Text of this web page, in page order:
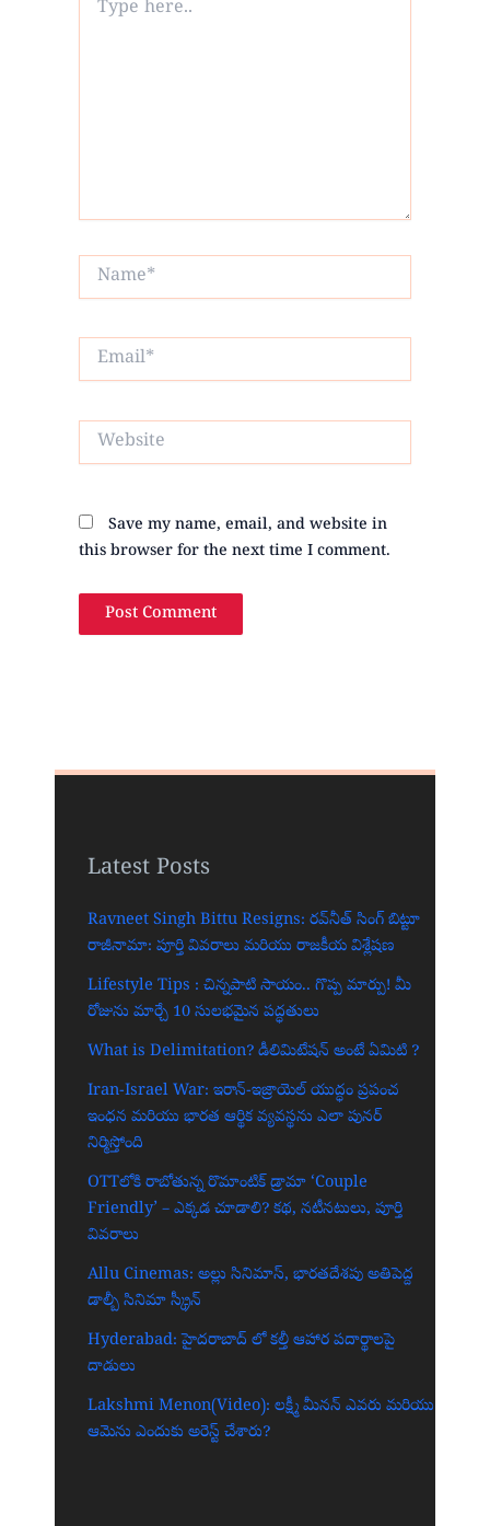
here..
Name*
Email*
Website
Save my name, email, and website in
this browser for the next time I comment.
Latest Posts
Ravneet Singh Bittu Resigns: రవ్‌నీత్ సింగ్ బిట్టూ
రాజీనామా: పూర్తి వివరాలు మరియు రాజకీయ విశ్లేషణ
Lifestyle Tips : చిన్నపాటి సాయం.. గొప్ప మార్పు! మీ
రోజును మార్చే 10 సులభమైన పద్ధతులు
What is Delimitation? డీలిమిటేషన్ అంటే ఏమిటి ?
Iran-Israel War: ఇరాన్-ఇజ్రాయెల్ యుద్ధం ప్రపంచ
ఇంధన మరియు భారత ఆర్థిక వ్యవస్థను ఎలా పునర్
నిర్మిస్తోంది
OTTలోకి రాబోతున్న రొమాంటిక్ డ్రామా ‘Couple
Friendly’ – ఎక్కడ చూడాలి? కథ, నటీనటులు, పూర్తి
వివరాలు
Allu Cinemas: అల్లు సినిమాస్, భారతదేశపు అతిపెద్ద
డాల్బీ సినిమా స్క్రీన్‌
Hyderabad: హైదరాబాద్‌ లో కల్తీ ఆహార పదార్థాలపై
దాడులు
Lakshmi Menon(Video): లక్ష్మీ మీనన్ ఎవరు మరియు
ఆమెను ఎందుకు అరెస్ట్ చేశారు?